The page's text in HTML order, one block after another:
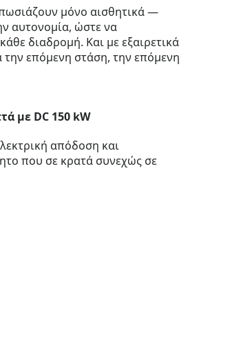
μόνο αισθητικά —
αυτονομία, ώστε να
διαδρομή. Και με εξαιρετικά
την επόμενη στάση, την επόμενη
με DC 150 kW
απόδοση και
που σε κρατά συνεχώς σε